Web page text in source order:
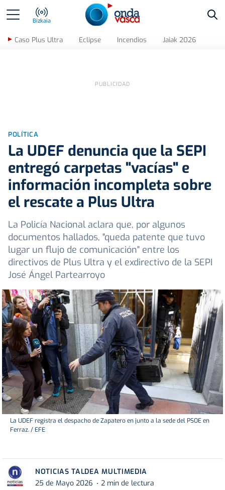
Bizkaia
Caso Plus Ultra Eclipse Incendios Jaiak 2026
POLÍTICA
La UDEF denuncia que la SEPI
entregó carpetas "vacías" e
información incompleta sobre
el rescate a Plus Ultra
La Policía Nacional aclara que, por algunos
documentos hallados, "queda patente que tuvo
lugar un flujo de comunicación" entre los
directivos de Plus Ultra y el exdirectivo de la SEPI
José Ángel Partearroyo
La UDEF registra el despacho de Zapatero en junto a la sede del PSOE en
Ferraz. / EFE
NOTICIAS TALDEA MULTIMEDIA
25 de Mayo 2026
2 min de lectura